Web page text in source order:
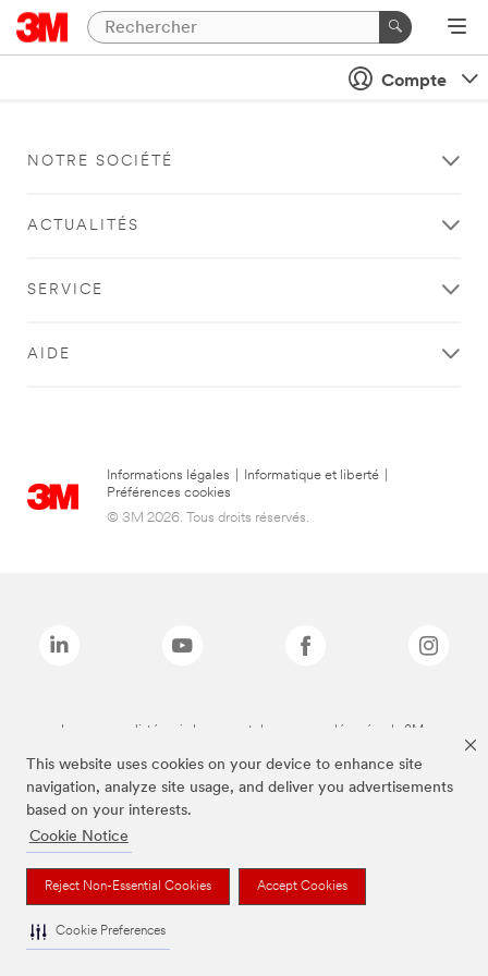
This website uses cookies on your device to enhance site
navigation, analyze site usage, and deliver you advertisements
based on your interests.
Cookie Notice
Reject Non-Essential Cookies Accept Cookies
Cookie Preferences
Compte
NOTRE SOCIÉTÉ
ACTUALITÉS
SERVICE
AIDE
Informations légales Informatique et liberté
Préférences cookies
© 3M 2026. Tous droits réservés.
Les marques listées ci-dessus sont des marques déposées de 3M.